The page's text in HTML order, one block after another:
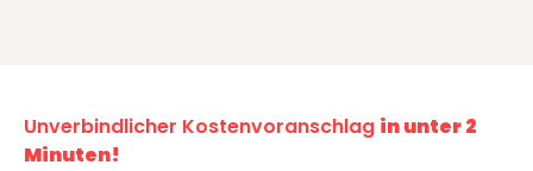
Unverbindlicher Kostenvoranschlag in unter 2
Minuten!